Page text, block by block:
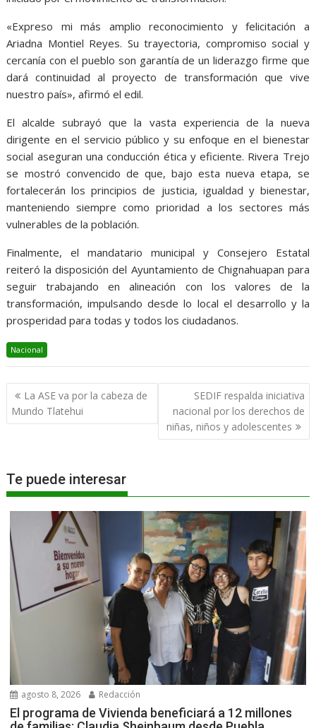
«Expreso mi más amplio reconocimiento y felicitación a
Ariadna Montiel Reyes. Su trayectoria, compromiso social y
cercanía con el pueblo son garantía de un liderazgo firme que
dará continuidad al proyecto de transformación que vive
nuestro país», afirmó el edil.
El alcalde subrayó que la vasta experiencia de la nueva
dirigente en el servicio público y su enfoque en el bienestar
social aseguran una conducción ética y eficiente. Rivera Trejo
se mostró convencido de que, bajo esta nueva etapa, se
fortalecerán los principios de justicia, igualdad y bienestar,
manteniendo siempre como prioridad a los sectores más
vulnerables de la población.
Finalmente, el mandatario municipal y Consejero Estatal
reiteró la disposición del Ayuntamiento de Chignahuapan para
seguir trabajando en alineación con los valores de la
transformación, impulsando desde lo local el desarrollo y la
prosperidad para todas y todos los ciudadanos.
Nacional
Navegación
de
entradas
La ASE va por la cabeza de
Mundo Tlatehui
SEDIF respalda iniciativa
nacional por los derechos de
niñas, niños y adolescentes
Te puede interesar
agosto 8, 2026 Redacción
El programa de Vivienda beneficiará a 12 millones